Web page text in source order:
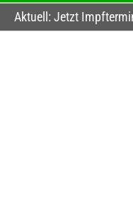
Aktuell: Jetzt